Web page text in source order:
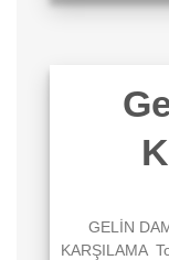
GELİN
KARŞILAMA